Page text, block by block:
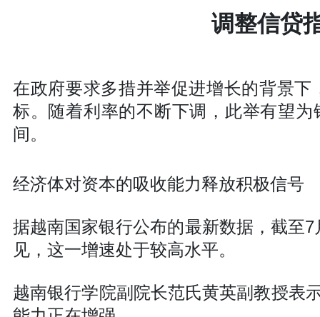
调整信贷
在政府要求多措并举促进增长的背景
标。随着利率的不断下调，此举有望
间。
经济体对资本的吸收能力释放积极信号
据越南国家银行公布的最新数据，截至
见，这一增速处于较高水平。
越南银行学院副院长范氏黄英副教授表